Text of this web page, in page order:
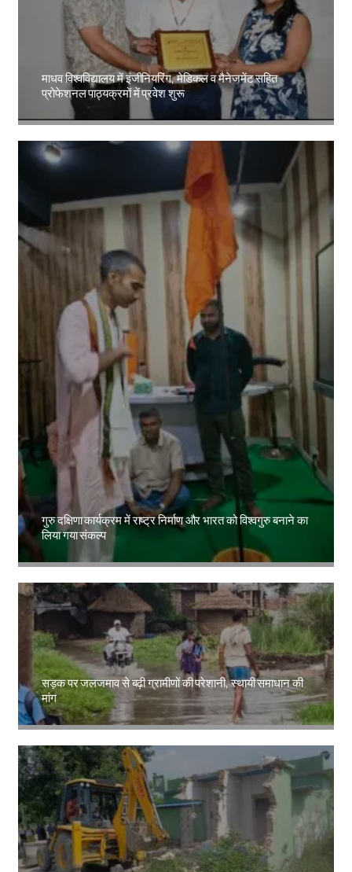
माधव विश्वविद्यालय में इंजीनियरिंग, मेडिकल व मैनेजमेंट सहित
प्रोफेशनल पाठ्यक्रमों में प्रवेश शुरू
Amit Lekh
गुरु दक्षिणा कार्यक्रम में राष्ट्र निर्माण और भारत को विश्वगुरु बनाने का
लिया गया संकल्प
सड़क पर जलजमाव से बढ़ी ग्रामीणों की परेशानी, स्थायी समाधान की
मांग
Amit Lekh